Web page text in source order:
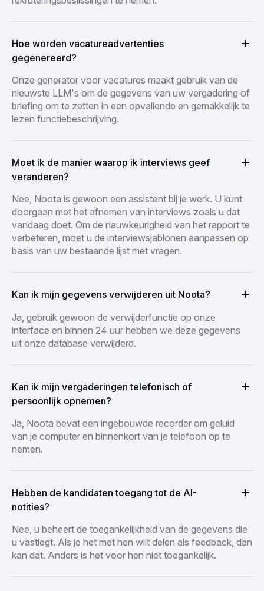
Hoe worden vacatureadvertenties
gegenereerd?
Onze generator voor vacatures maakt gebruik van de
nieuwste LLM's om de gegevens van uw vergadering of
briefing om te zetten in een opvallende en gemakkelijk te
lezen functiebeschrijving.
Moet ik de manier waarop ik interviews geef
veranderen?
Nee, Noota is gewoon een assistent bij je werk. U kunt
doorgaan met het afnemen van interviews zoals u dat
vandaag doet. Om de nauwkeurigheid van het rapport te
verbeteren, moet u de interviewsjablonen aanpassen op
basis van uw bestaande lijst met vragen.
Kan ik mijn gegevens verwijderen uit Noota?
Ja, gebruik gewoon de verwijderfunctie op onze
interface en binnen 24 uur hebben we deze gegevens
uit onze database verwijderd.
Kan ik mijn vergaderingen telefonisch of
persoonlijk opnemen?
Ja, Noota bevat een ingebouwde recorder om geluid
van je computer en binnenkort van je telefoon op te
nemen.
Hebben de kandidaten toegang tot de AI-
notities?
Nee, u beheert de toegankelijkheid van de gegevens die
u vastlegt. Als je het met hen wilt delen als feedback, dan
kan dat. Anders is het voor hen niet toegankelijk.